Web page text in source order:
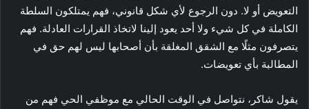
التعويض أو لا. دون الرجوع لأي شكل قانوني، فهم يمتلكون السلطة
الكاملة في كل شيء ولا أحد يعود إلينا لاتخاذ القرارات العادلة. فهم
يتصرفون مثلًا مع الشقق المغلقة بأن أصحابها ليس لهم حق في
المطالبة بأي تعويضات.
يقول شاكر، نتواصل في الوقت الحالي مع موظفي الحي فهم من